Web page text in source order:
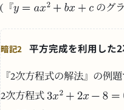
(『
のグ
暗記2 平方完成を利用した
『2次方程式の解法』の例
2次方程式